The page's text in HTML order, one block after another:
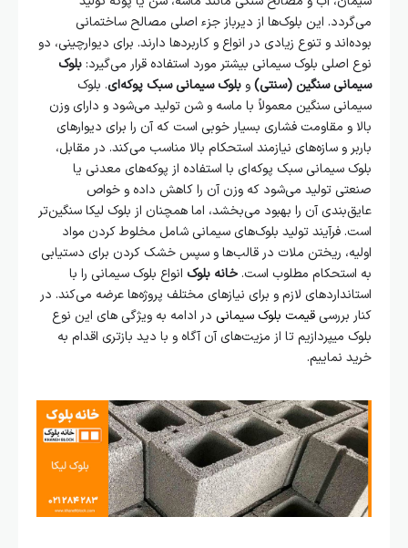
می‌گردد. این بلوک‌ها از دیرباز جزء اصلی مصالح ساختمانی
بوده‌اند و تنوع زیادی در انواع و کاربردها دارند. برای دیوارچینی، دو
نوع اصلی بلوک سیمانی بیشتر مورد استفاده قرار می‌گیرد: بلوک
سیمانی سنگین (سنتی)و بلوک سیمانی سبک پوکه‌ای. بلوک
سیمانی سنگین معمولاً با ماسه و شن تولید می‌شود و دارای وزن
بالا و مقاومت فشاری بسیار خوبی است که آن را برای دیوارهای
باربر و سازه‌های نیازمند استحکام بالا مناسب می‌کند. در مقابل،
بلوک سیمانی سبک پوکه‌ای با استفاده از پوکه‌های معدنی یا
صنعتی تولید می‌شود که وزن آن را کاهش داده و خواص
عایق‌بندی آن را بهبود می‌بخشد، اما همچنان از بلوک لیکا سنگین‌تر
است. فرآیند تولید بلوک‌های سیمانی شامل مخلوط کردن مواد
اولیه، ریختن ملات در قالب‌ها و سپس خشک کردن برای دستیابی
به استحکام مطلوب است. خانه بلوک انواع بلوک سیمانی را با
استانداردهای لازم و برای نیازهای مختلف پروژه‌ها عرضه می‌کند. در
کنار بررسی قیمت بلوک سیمانی در ادامه به ویژگی های این نوع
بلوک میپردازیم تا از مزیت‌های آن آگاه و با دید بازتری اقدام به
خرید نماییم.